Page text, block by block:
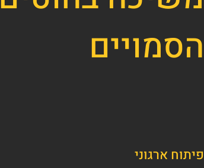
הסמויים
פיתוח ארגוני